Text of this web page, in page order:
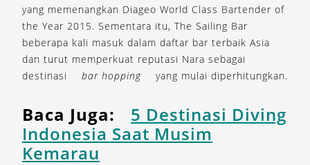
yang memenangkan Diageo World Class Bartender of
the Year 2015. Sementara itu, The Sailing Bar
beberapa kali masuk dalam daftar bar terbaik Asia
dan turut memperkuat reputasi Nara sebagai
destinasi
bar hopping yang mulai diperhitungkan.
Baca Juga:
5 Destinasi Diving
Indonesia Saat Musim
Kemarau